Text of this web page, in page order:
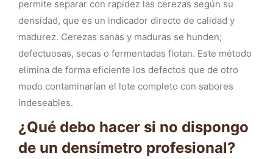
permite separar con rapidez las cerezas según su
densidad, que es un indicador directo de calidad y
madurez. Cerezas sanas y maduras se hunden;
defectuosas, secas o fermentadas flotan. Este método
elimina de forma eficiente los defectos que de otro
modo contaminarían el lote completo con sabores
indeseables.
¿Qué debo hacer si no dispongo
de un densímetro profesional?